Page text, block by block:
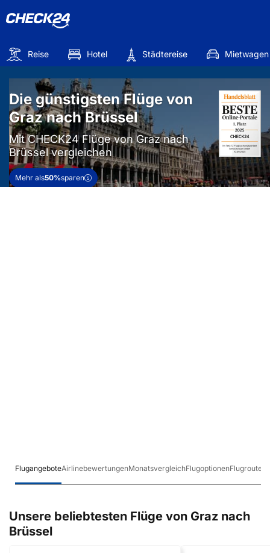
Reise Hotel Städtereise Mietwagen
Die günstigsten Flüge von
Graz nach Brüssel
Mit CHECK24 Flüge von Graz nach
Brüssel vergleichen
Mehr als50%sparen
FlugangeboteAirlinebewertungenMonatsvergleichFlugoptionenFlugrouten
Unsere beliebtesten Flüge von Graz nach
Brüssel